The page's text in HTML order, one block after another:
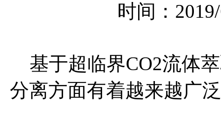
时间：
基于超临界CO2流体
分离方面有着越来越广